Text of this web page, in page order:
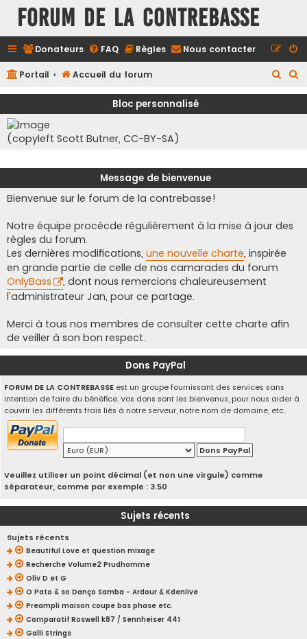
FORUM DE LA CONTREBASSE
Donateurs FAQ Règles Nous contacter
Portail Accueil du forum
e
e
Bloc personnalisé
(copyleft Scott Butner, CC-BY-SA)
Message de bienvenue
Bienvenue sur le forum de la contrebasse!
Notre équipe procècde régulièrement à la mise à jour des
règles du forum.
Les dernières modifications, une nouvelle charte, inspirée
en grande partie de celle de nos camarades du forum
OnlyBass
, dont nous remercions chaleureusement
l'administrateur Jan, pour ce partage.
Merci à tous nos membres de consulter cette charte afin
de veiller à son bon respect.
Dons PayPal
FORUM DE LA CONTREBASSE est un groupe fournissant des services sans
intention de faire du bénéfice. Vos dons sont les bienvenus, pour nous aider à
couvrir les différents frais liés à notre serveur, notre nom de domaine, etc..
Veuillez utiliser un point décimal (et non une virgule) comme
séparateur, comme par exemple : 3.50
Sujets récents
Sujets récents
Beautiful Love et question mixage
Recherche Volume2 Prudhomme
Oliv D et G
O Pato & so Danço Samba - Ardour & Kdenlive
Preampli maison coupe bas phase etc.
Comparatif Roswell k87 / Sennheiser 441
Galli Strings